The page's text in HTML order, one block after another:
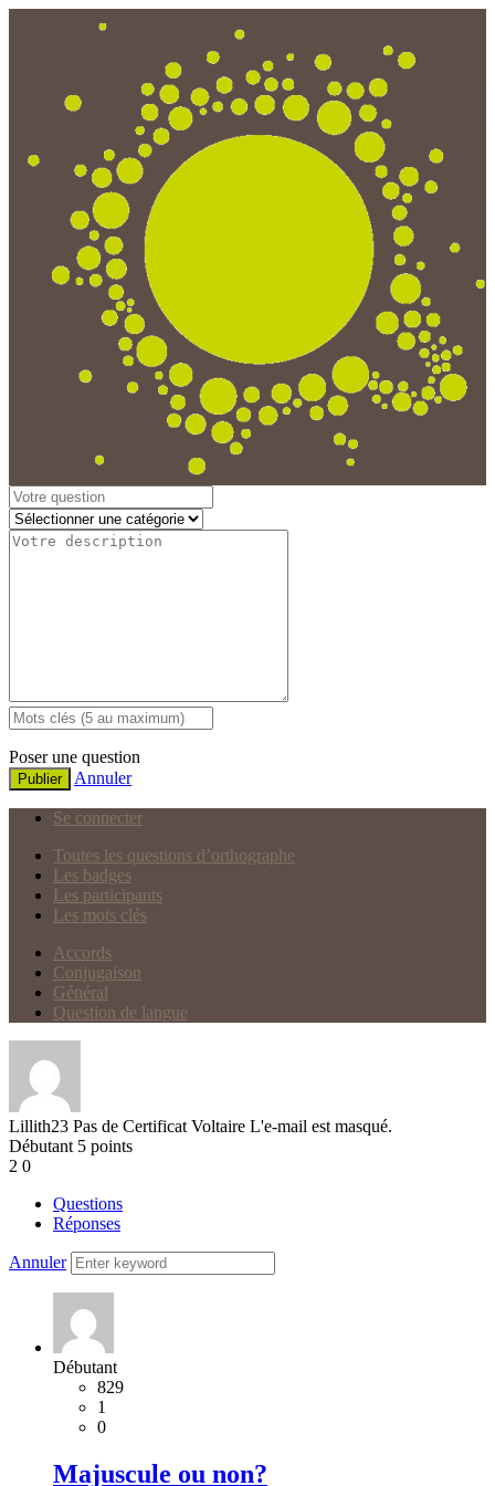
Poser une question
Publier Annuler
Se connecter
Toutes les questions d’orthographe
Les badges
Les participants
Les mots clés
Accords
Conjugaison
Général
Question de langue
Lillith23 Pas de Certificat Voltaire L'e-mail est masqué.
Débutant 5 points
2 0
Questions
Réponses
Annuler
Débutant
829
1
0
Majuscule ou non?